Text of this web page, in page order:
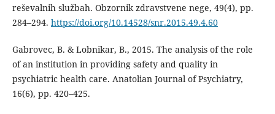
reševalnih službah. Obzornik zdravstvene nege, 49(4), pp.
284–294. https://doi.org/10.14528/snr.2015.49.4.60
Gabrovec, B. & Lobnikar, B., 2015. The analysis of the role
of an institution in providing safety and quality in
psychiatric health care. Anatolian Journal of Psychiatry,
16(6), pp. 420–425.